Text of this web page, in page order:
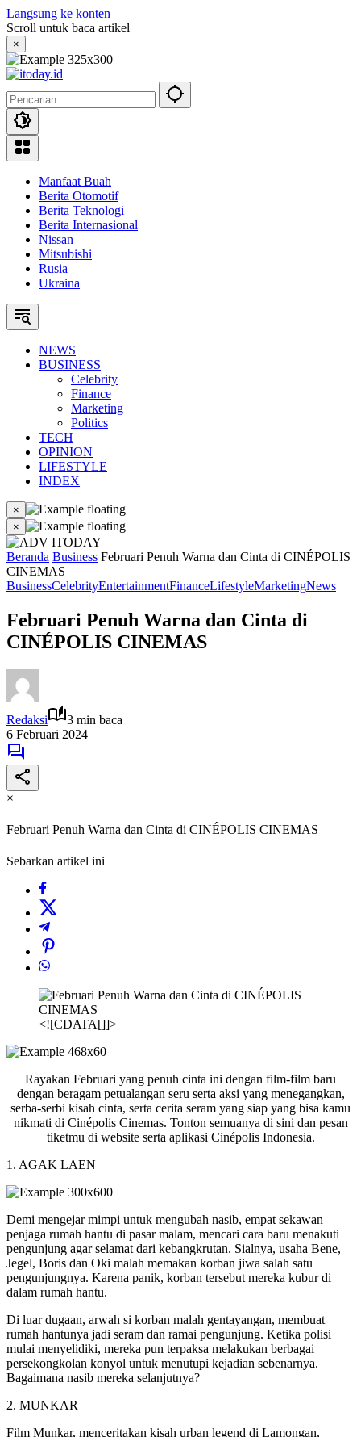
Langsung ke konten
Scroll untuk baca artikel
×
Manfaat Buah
Berita Otomotif
Berita Teknologi
Berita Internasional
Nissan
Mitsubishi
Rusia
Ukraina
NEWS
BUSINESS
Celebrity
Finance
Marketing
Politics
TECH
OPINION
LIFESTYLE
INDEX
×
×
Beranda Business Februari Penuh Warna dan Cinta di CINÉPOLIS
CINEMAS
BusinessCelebrityEntertainmentFinanceLifestyleMarketingNews
Februari Penuh Warna dan Cinta di
CINÉPOLIS CINEMAS
Redaksi
3 min baca
6 Februari 2024
×
Februari Penuh Warna dan Cinta di CINÉPOLIS CINEMAS
Sebarkan artikel ini
<![CDATA[]]>
Rayakan Februari yang penuh cinta ini dengan film-film baru
dengan beragam petualangan seru serta aksi yang menegangkan,
serba-serbi kisah cinta, serta cerita seram yang siap yang bisa kamu
nikmati di Cinépolis Cinemas. Tonton semuanya di sini dan pesan
tiketmu di website serta aplikasi Cinépolis Indonesia.
1. AGAK LAEN
Demi mengejar mimpi untuk mengubah nasib, empat sekawan
penjaga rumah hantu di pasar malam, mencari cara baru menakuti
pengunjung agar selamat dari kebangkrutan. Sialnya, usaha Bene,
Jegel, Boris dan Oki malah memakan korban jiwa salah satu
pengunjungnya. Karena panik, korban tersebut mereka kubur di
dalam rumah hantu.
Di luar dugaan, arwah si korban malah gentayangan, membuat
rumah hantunya jadi seram dan ramai pengunjung. Ketika polisi
mulai menyelidiki, mereka pun terpaksa melakukan berbagai
persekongkolan konyol untuk menutupi kejadian sebenarnya.
Bagaimana nasib mereka selanjutnya?
2. MUNKAR
Film Munkar, menceritakan kisah urban legend di Lamongan,